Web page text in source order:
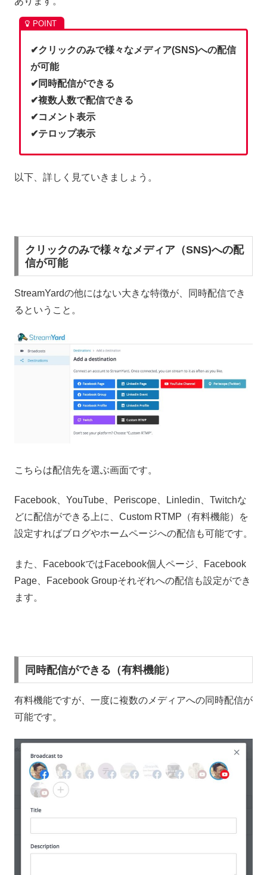
✔︎クリックのみで様々なメディア(SNS)への配信
が可能
✔︎同時配信ができる
✔︎複数人数で配信できる
✔︎コメント表示
✔︎テロップ表示
以下、詳しく見ていきましょう。
クリックのみで様々なメディア（SNS)への配
信が可能
StreamYardの他にはない大きな特徴が、同時配信でき
るということ。
こちらは配信先を選ぶ画面です。
Facebook、YouTube、Periscope、Linledin、Twitchな
どに配信ができる上に、Custom RTMP（有料機能）を
設定すればブログやホームページへの配信も可能です。
また、FacebookではFacebook個人ページ、Facebook
Page、Facebook Groupそれぞれへの配信も設定ができ
ます。
同時配信ができる（有料機能）
有料機能ですが、一度に複数のメディアへの同時配信が
可能です。